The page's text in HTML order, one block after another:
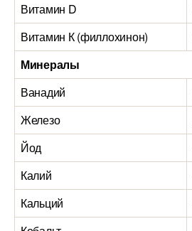
Витамин D
Витамин К (филлохинон)
Минералы
Ванадий
Железо
Йод
Калий
Кальций